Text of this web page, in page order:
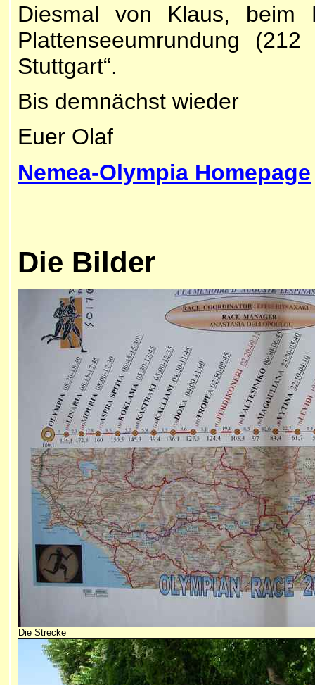
Diesmal von Klaus, beim
Plattenseeumrundung
Stuttgart“.
Bis demnächst wieder
Euer Olaf
Nemea-Olympia Homepage
Die Bilder
Die Strecke